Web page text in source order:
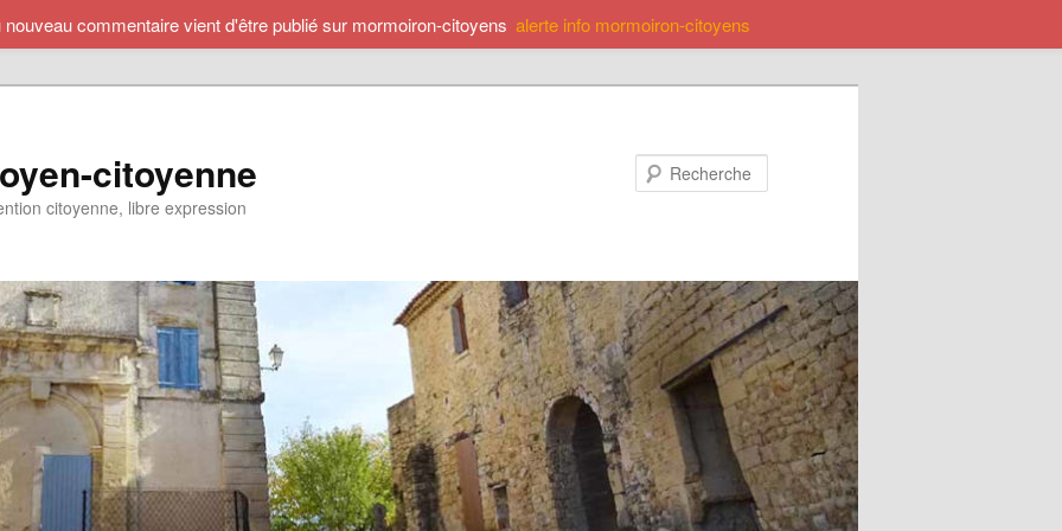
citoyenne
citoyenne, libre expression
commentaire vient d'être publié sur mormoiron-citoyens alerte info mormoiron-citoyens